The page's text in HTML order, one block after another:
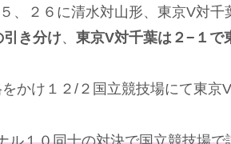
、２６に清水対山形、東京V対
引き分け、 東京V対千葉は２−１で
かけ１２/２国立競技場にて東京
ル１０同士の対決で国立競技場